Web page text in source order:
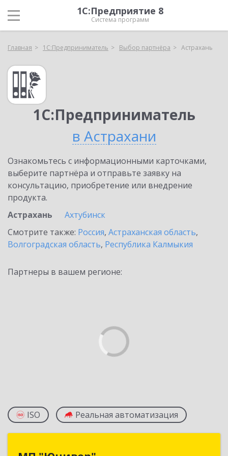
1С:Предприятие 8
Система программ
Главная 1С:Предприниматель Выбор партнёра Астрахань
1С:Предприниматель
в Астрахани
Ознакомьтесь с информационными карточками,
выберите партнёра и отправьте заявку на
консультацию, приобретение или внедрение
продукта.
Астрахань
Ахтубинск
Смотрите также: Россия, Астраханская область,
Волгоградская область, Республика Калмыкия
Партнеры в вашем регионе:
ISO Реальная автоматизация